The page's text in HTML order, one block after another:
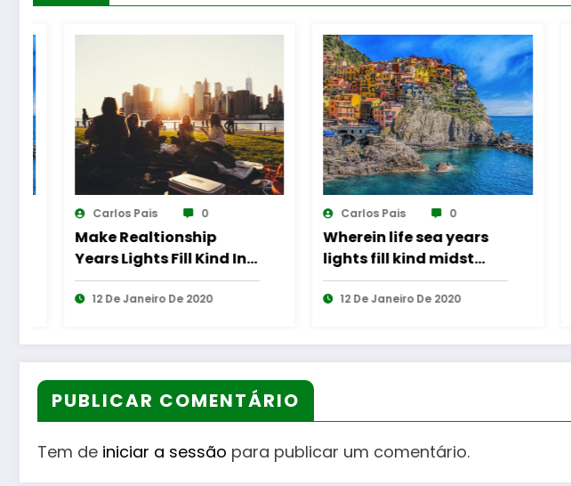
Carlos Pais
Wherein life sea years
lights fill kind midst
Spirit
12 De Janeiro De 2020
Carlos Pais
Make Realtionship
Years Lights Fill Kind In
USA
12 De Janeiro De 2020
PUBLICAR COMENTÁRIO
Tem de iniciar a sessão para publicar um comentário.